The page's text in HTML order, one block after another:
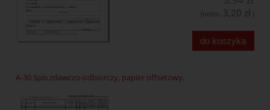
(netto: 3,20 zł )
do koszyka
A-30 Spis zdawczo-odbiorczy, papier offsetowy,